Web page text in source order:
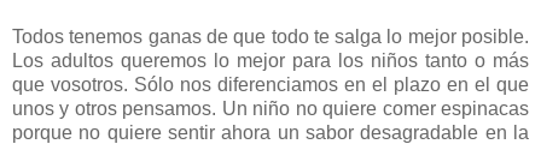
Todos tenemos ganas de que todo te salga lo mejor posible.
Los adultos queremos lo mejor para los niños tanto o más
que vosotros. Sólo nos diferenciamos en el plazo en el que
unos y otros pensamos. Un niño no quiere comer espinacas
porque no quiere sentir ahora un sabor desagradable en la